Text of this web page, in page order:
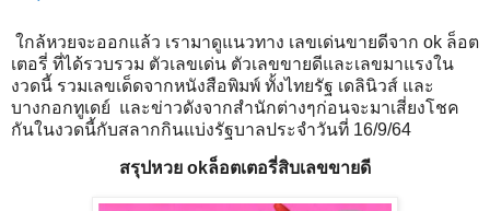
ใกล้หวยจะออกแล้ว เรามาดูแนวทาง เลขเด่นขายดีจาก ok ล็อต
เตอรี่ ที่ได้รวบรวม ตัวเลขเด่น ตัวเลขขายดีและเลขมาแรงใน
งวดนี้ รวมเลขเด็ดจากหนังสือพิมพ์ ทั้งไทยรัฐ เดลินิวส์ และ
บางกอกทูเดย์ และข่าวดังจากสำนักต่างๆก่อนจะมาเสี่ยงโชค
กันในงวดนี้กับสลากกินแบ่งรัฐบาลประจำวันที่ 16/9/64
สรุปหวย okล็อตเตอรี่สิบเลขขายดี